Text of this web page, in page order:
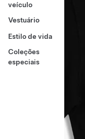
veículo
Vestuário
Estilo de vida
Coleções
especiais